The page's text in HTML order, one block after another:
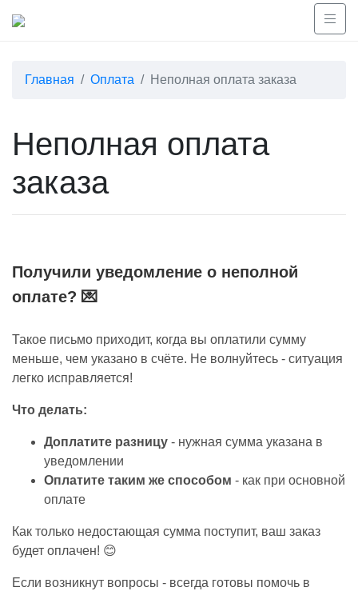
Главная Оплата Неполная оплата заказа
Неполная оплата
заказа
Получили уведомление о неполной
оплате? 💌
Такое письмо приходит, когда вы оплатили сумму
меньше, чем указано в счёте. Не волнуйтесь - ситуация
легко исправляется!
Что делать:
Доплатите разницу - нужная сумма указана в
уведомлении
Оплатите таким же способом - как при основной
оплате
Как только недостающая сумма поступит, ваш заказ
будет оплачен! 😊
Если возникнут вопросы - всегда готовы помочь в